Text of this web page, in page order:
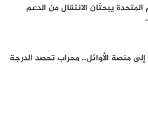
المتحدة يبحثان الانتقال من الدعم
منصة الأوائل.. محراب تحصد الدرجة